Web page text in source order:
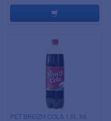
PET BREIZH COLA 1,5L X6